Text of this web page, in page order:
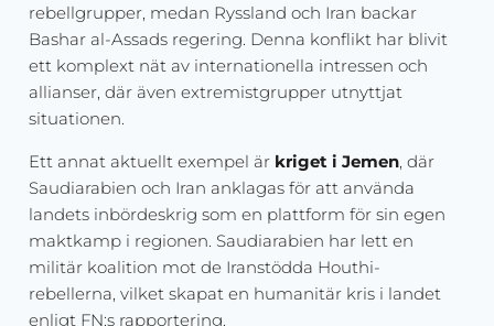
rebellgrupper, medan Ryssland och Iran backar
Bashar al-Assads regering. Denna konflikt har blivit
ett komplext nät av internationella intressen och
allianser, där även extremistgrupper utnyttjat
situationen.
Ett annat aktuellt exempel är kriget i Jemen, där
Saudiarabien och Iran anklagas för att använda
landets inbördeskrig som en plattform för sin egen
maktkamp i regionen. Saudiarabien har lett en
militär koalition mot de Iranstödda Houthi-
rebellerna, vilket skapat en humanitär kris i landet
enligt FN:s rapportering.